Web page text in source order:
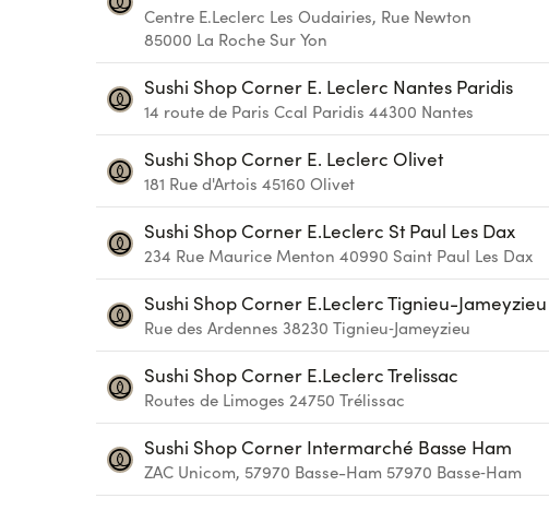
Centre E.Leclerc Les Oudairies, Rue Newton
85000 La Roche Sur Yon
Sushi Shop Corner E. Leclerc Nantes Paridis
14 route de Paris Ccal Paridis 44300 Nantes
Sushi Shop Corner E. Leclerc Olivet
181 Rue d'Artois 45160 Olivet
Sushi Shop Corner E.Leclerc St Paul Les Dax
234 Rue Maurice Menton 40990 Saint Paul Les Dax
Sushi Shop Corner E.Leclerc Tignieu-Jameyzieu
Rue des Ardennes 38230 Tignieu‑Jameyzieu
Sushi Shop Corner E.Leclerc Trelissac
Routes de Limoges 24750 Trélissac
Sushi Shop Corner Intermarché Basse Ham
ZAC Unicom, 57970 Basse-Ham 57970 Basse‑Ham